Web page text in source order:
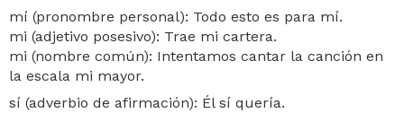
mí (pronombre personal): Todo esto es para mí.
mi (adjetivo posesivo): Trae mi cartera.
mi (nombre común): Intentamos cantar la canción en
la escala mi mayor.
sí (adverbio de afirmación): Él sí quería.